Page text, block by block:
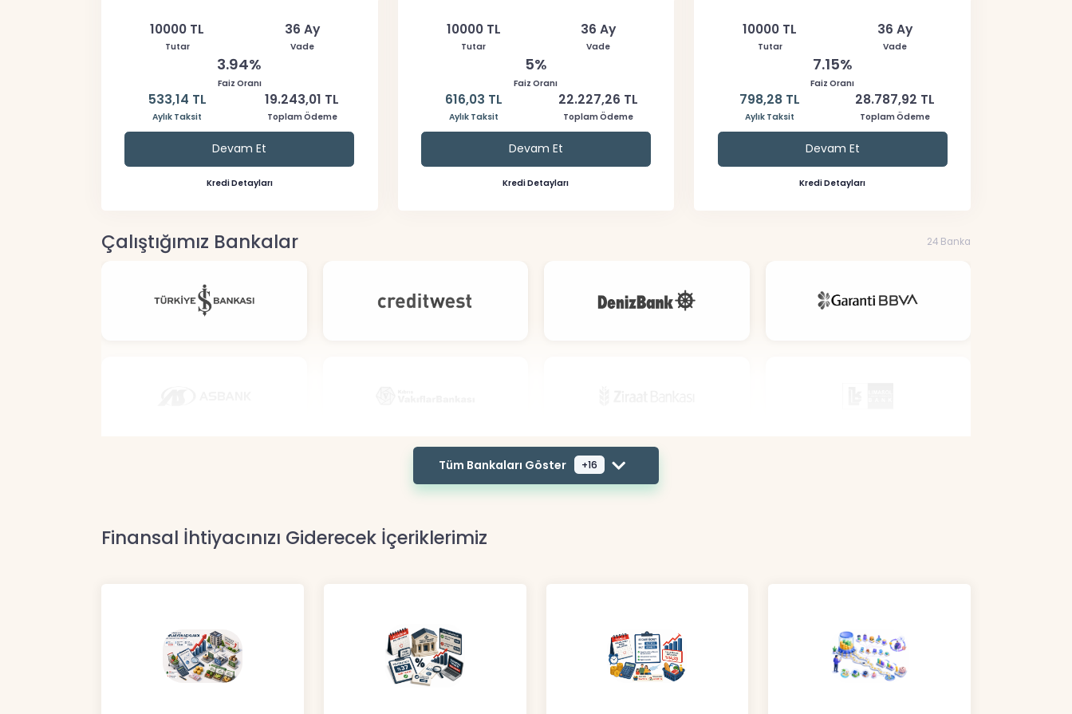
10000 TL
Tutar
36 Ay
Vade
3.94%
Faiz Oranı
533,14 TL
Aylık Taksit
19.243,01 TL
Toplam Ödeme
Devam Et
Kredi Detayları
10000 TL
Tutar
36 Ay
Vade
5%
Faiz Oranı
616,03 TL
Aylık Taksit
22.227,26 TL
Toplam Ödeme
Devam Et
Kredi Detayları
10000 TL
Tutar
36 Ay
Vade
7.15%
Faiz Oranı
798,28 TL
Aylık Taksit
28.787,92 TL
Toplam Ödeme
Devam Et
Kredi Detayları
Çalıştığımız Bankalar 24 Banka
Tüm Bankaları Göster +16
Finansal İhtiyacınızı Giderecek İçeriklerimiz